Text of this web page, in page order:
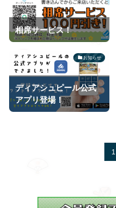
相席サービス！
お知らせ
ディアシュピール公式
アプリ登場！
1